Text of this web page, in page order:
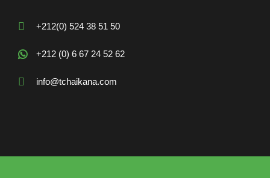
+212(0) 524 38 51 50
+212 (0) 6 67 24 52 62
info@tchaikana.com